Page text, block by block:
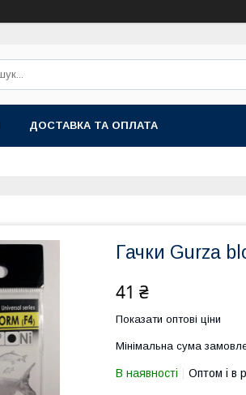
ДОСТАВКА ТА ОПЛАТА
Гачки Gurza
41 ₴
Показати оптові ціни
Мінімальна сума
В наявності Оптом і в